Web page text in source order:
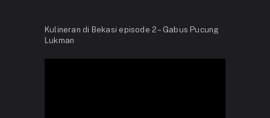
Kulineran di Bekasi episode 2 – Gabus Pucung
Lukman